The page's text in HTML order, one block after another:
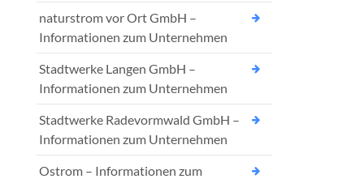
naturstrom vor Ort GmbH –
Informationen zum Unternehmen
Stadtwerke Langen GmbH –
Informationen zum Unternehmen
Stadtwerke Radevormwald GmbH –
Informationen zum Unternehmen
Ostrom – Informationen zum